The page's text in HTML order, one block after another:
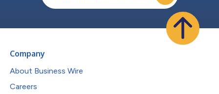
Company
About Business Wire
Careers